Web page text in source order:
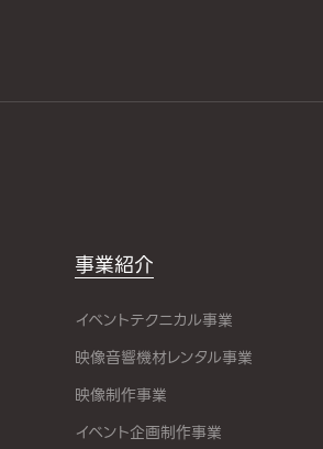
事業紹介
イベントテクニカル事業
映像音響機材レンタル事業
映像制作事業
イベント企画制作事業